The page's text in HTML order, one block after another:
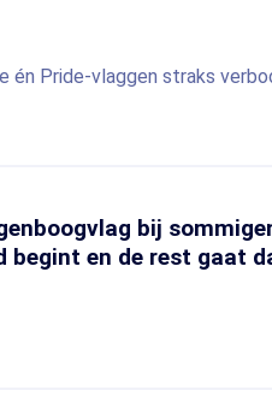
Pride-vlaggen straks
bij
begint en de rest gaat